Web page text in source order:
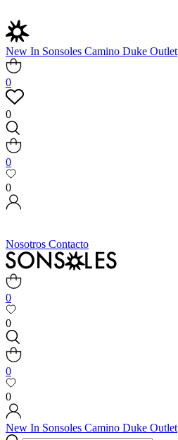
New In Sonsoles Camino Duke Outlet
0
0
0
0
Nosotros Contacto
0
0
0
0
New In Sonsoles Camino Duke Outlet